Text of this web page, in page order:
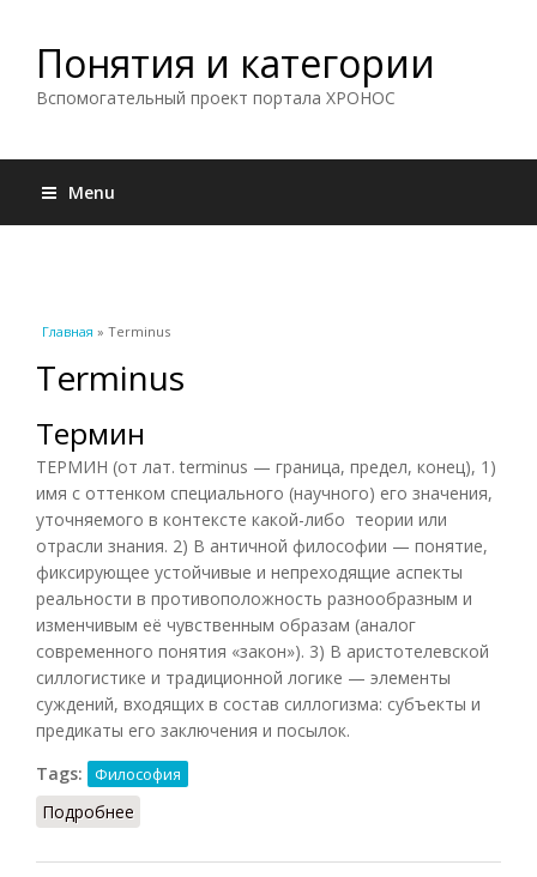
Понятия и категории
Вспомогательный проект портала ХРОНОС
Menu
Вы здесь
Главная » Terminus
Terminus
Термин
ТЕРМИН (от лат. terminus — граница, предел, конец), 1)
имя с оттенком специального (научного) его значения,
уточняемого в контексте какой-либо теории или
отрасли знания. 2) В античной философии — понятие,
фиксирующее устойчивые и непреходящие аспекты
реальности в противоположность разнообразным и
изменчивым её чувственным образам (аналог
современного понятия «закон»). 3) В аристотелевской
силлогистике и традиционной логике — элементы
суждений, входящих в состав силлогизма: субъекты и
предикаты его заключения и посылок.
Tags:
Философия
Подробнее